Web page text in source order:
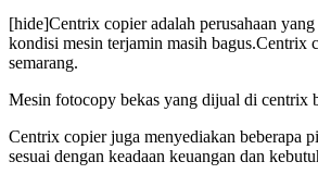
[hide]Centrix copier adalah perusahaan
kondisi mesin terjamin masih bagus.Centrix
semarang.
Mesin fotocopy bekas yang dijual di centrix
Centrix copier juga menyediakan beberapa
sesuai dengan keadaan keuangan dan